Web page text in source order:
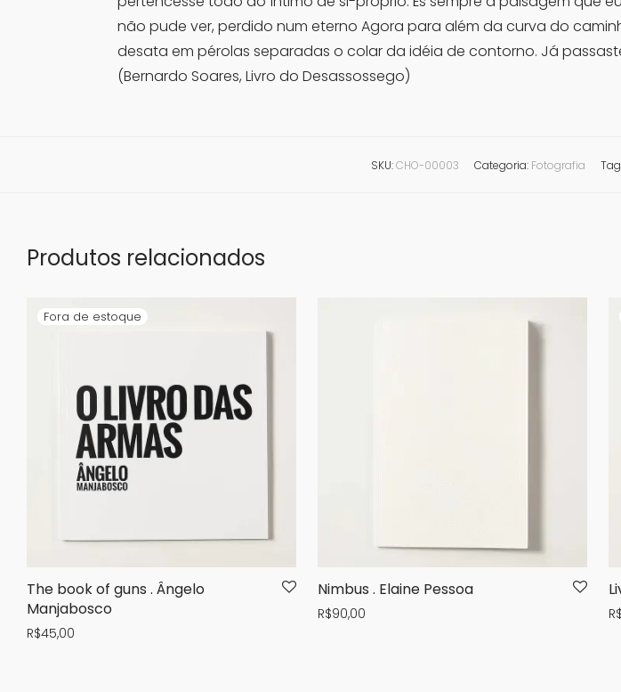
não pude ver, perdido num eterno Agora para além da curva do
desata em pérolas separadas o colar da idéia de contorno. Já
(Bernardo Soares, Livro do Desassossego)
SKU:CHO-00003 Categoria: Fotografia
Produtos relacionados
The book of guns . Ângelo
Manjabosco
R$45,00
Nimbus . Elaine Pessoa
R$90,00 R$